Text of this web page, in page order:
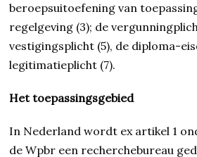
beroepsuitoefening van
regelgeving (3); de
vestigingsplicht (5), de diploma-
legitimatieplicht (7).
Het toepassingsgebied
In Nederland wordt ex artikel 1
de Wpbr een recherchebureau